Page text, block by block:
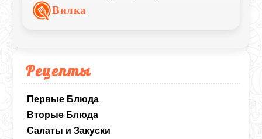
Рецепты
Первые Блюда
Вторые Блюда
Салаты и Закуски
пикантные нотки, которые отлично
сочетаются со свининой.
Вилка